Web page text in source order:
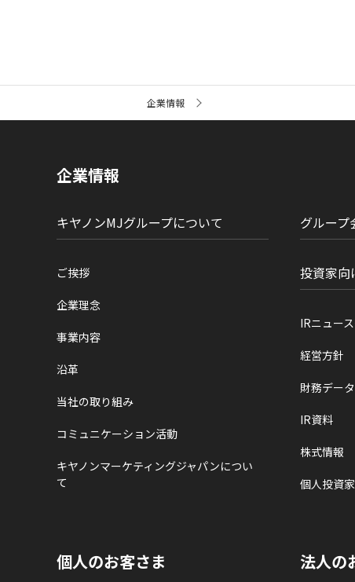
ト
企業情報
企業情報
キヤノンMJグループについて
ご挨拶
企業理念
事業内容
沿革
当社の取り組み
コミュニケーション活動
キヤノンマーケティングジャパンについ
て
グループ
投資家向
IRニュー
経営方針
財務データ
IR資料
株式情報
個人投資
個人のお客さま 法人の